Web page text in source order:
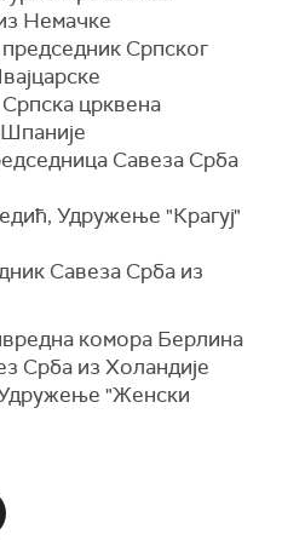
Немачке
Српског
црквена
Савеза Срба
Удружење "Крагуј"
Савеза Срба из
комора Берлина
Срба из Холандије
"Женски